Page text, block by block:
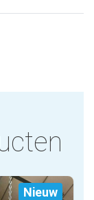
Nieuw